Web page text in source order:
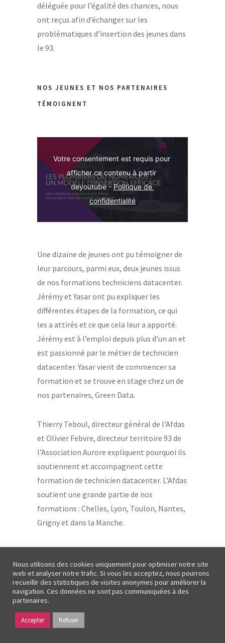
déléguée pour l’égalité des chances, nous
ont reçus afin d’échanger sur les
problématiques d’insertion des jeunes dans
le 93.
NOS JEUNES ET NOS PARTENAIRES
TÉMOIGNENT
Votre consentement est requis pour
afficher ce contenu à partir
deyoutube - Politique de
confidentialité
Une dizaine de jeunes ont pu témoigner de
leur parcours, parmi eux, deux jeunes issus
de nos formations techniciens datacenter.
Jérémy et Yasar ont pu expliquer les
différentes étapes de la formation, ce qui
les a attirés et ce que cela leur a apporté.
Jérémy est à l’emploi depuis plus d’un an et
est passionné par le métier de technicien
datacenter. Yasar vient de commencer sa
formation et se trouve en stage chez un de
nos partenaires, Green Data.
Thierry Teboul, directeur général de l’Afdas
et Olivier Febvre, directeur territoire 93 de
l’Association Aurore expliquent pourquoi ils
soutiennent et accompagnent cette
formation de technicien datacenter. L’Afdas
soutient une grande partie de nos
formations : Chelles, Lyon, Toulon, Nantes,
Grigny et dans la Manche.
Nous utilisons des cookies uniquement pour optimiser notre site
web et analyser notre trafic. Si vous les acceptez, nous pourrons
recueillir des statistiques de visites anonymes pour améliorer la
navigation. Ces données ne sont pas communiquées à des
partenaires.
Accepter Refuser